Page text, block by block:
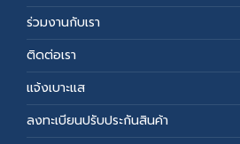
ร่วมงานกับเรา
ติดต่อเรา
แจ้งเบาะแส
ลงทะเบียนปรับประกันสินค้า